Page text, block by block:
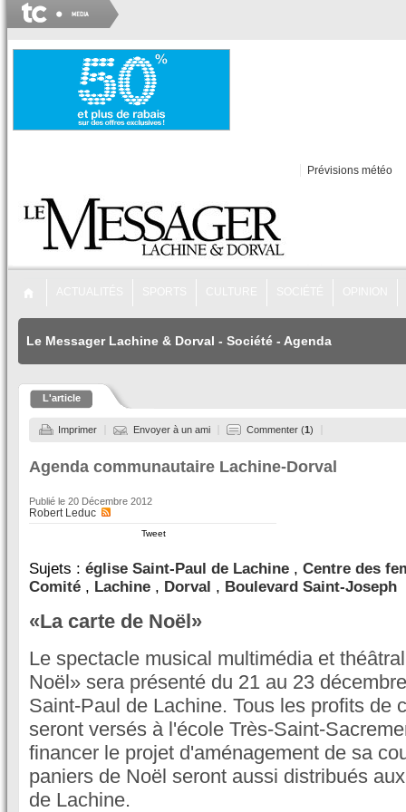
Prévisions météo
Le Messager Lachine & Dorval - Société - Agenda
L'article
Imprimer Envoyer à un ami Commenter (1)
Agenda communautaire Lachine-Dorval
Publié le 20 Décembre 2012
Robert Leduc
Tweet
Sujets : église Saint-Paul de Lachine , Centre des
Comité , Lachine , Dorval , Boulevard Saint-Joseph
«La carte de Noël»
Le spectacle musical multimédia et
Noël» sera présenté du 21 au 23
Saint-Paul de Lachine. Tous les profits de
seront versés à l'école Très-Saint-
financer le projet d'aménagement de sa
paniers de Noël seront aussi distribués
de Lachine.